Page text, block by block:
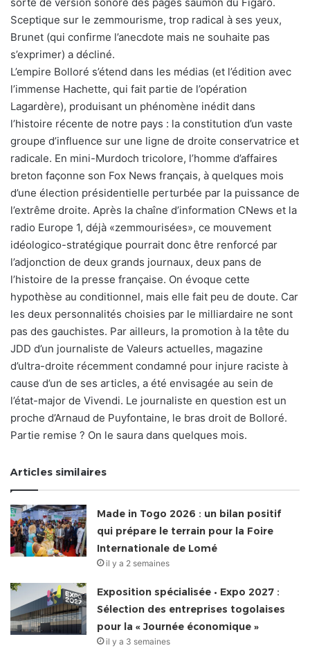
Sceptique sur le zemmourisme, trop radical à ses yeux,
Brunet (qui confirme l’anecdote mais ne souhaite pas
s’exprimer) a décliné.
L’empire Bolloré s’étend dans les médias (et l’édition avec
l’immense Hachette, qui fait partie de l’opération
Lagardère), produisant un phénomène inédit dans
l’histoire récente de notre pays : la constitution d’un vaste
groupe d’influence sur une ligne de droite conservatrice et
radicale. En mini-Murdoch tricolore, l’homme d’affaires
breton façonne son Fox News français, à quelques mois
d’une élection présidentielle perturbée par la puissance de
l’extrême droite. Après la chaîne d’information CNews et la
radio Europe 1, déjà «zemmourisées», ce mouvement
idéologico-stratégique pourrait donc être renforcé par
l’adjonction de deux grands journaux, deux pans de
l’histoire de la presse française. On évoque cette
hypothèse au conditionnel, mais elle fait peu de doute. Car
les deux personnalités choisies par le milliardaire ne sont
pas des gauchistes. Par ailleurs, la promotion à la tête du
JDD d’un journaliste de Valeurs actuelles, magazine
d’ultra-droite récemment condamné pour injure raciste à
cause d’un de ses articles, a été envisagée au sein de
l’état-major de Vivendi. Le journaliste en question est un
proche d’Arnaud de Puyfontaine, le bras droit de Bolloré.
Partie remise ? On le saura dans quelques mois.
Articles similaires
Made in Togo 2026 : un bilan positif
qui prépare le terrain pour la Foire
Internationale de Lomé
il y a 2 semaines
Exposition spécialisée • Expo 2027 :
Sélection des entreprises togolaises
pour la « Journée économique »
il y a 3 semaines